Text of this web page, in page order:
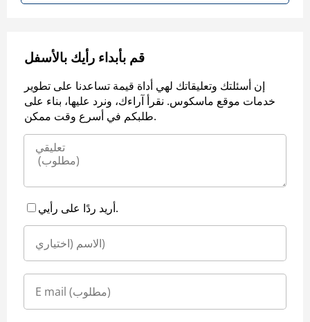
قم بأبداء رأيك بالأسفل
إن أسئلتك وتعليقاتك لهي أداة قيمة تساعدنا على تطوير
خدمات موقع ماسكوس. نقرأ آراءك، ونرد عليها، بناء على
طلبكم في أسرع وقت ممكن.
أريد ردًا على رأيي.